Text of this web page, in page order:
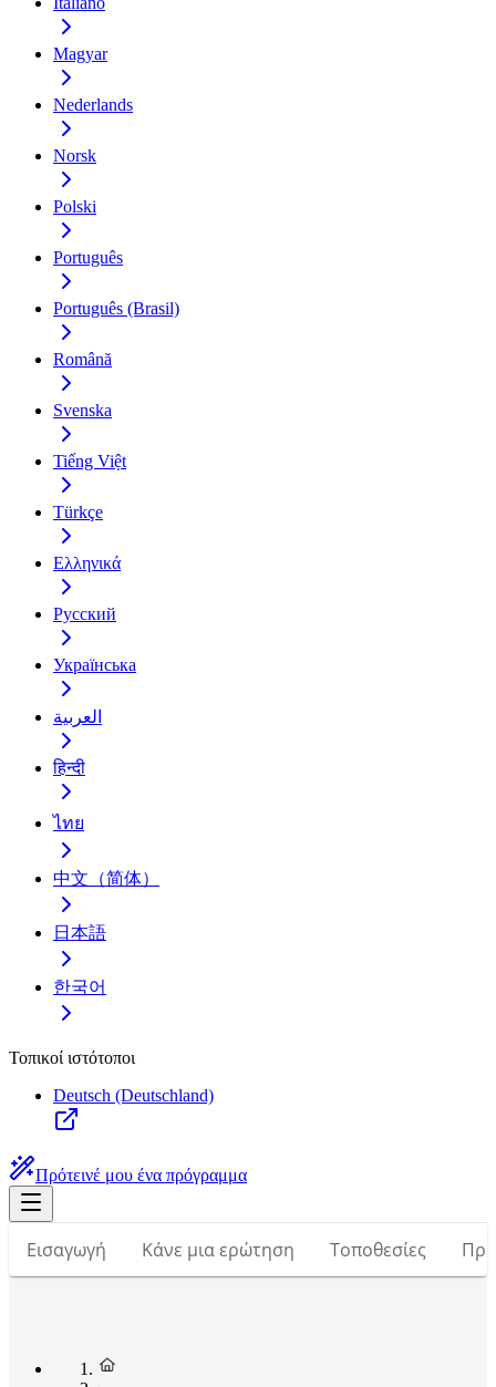
Magyar
Nederlands
Norsk
Polski
Português
Português (Brasil)
Română
Svenska
Tiếng Việt
Türkçe
Ελληνικά
Русский
Українська
العربية
हिन्दी
ไทย
中文（简体）
日本語
한국어
Τοπικοί ιστότοποι
Deutsch (Deutschland)
Πρότεινέ μου ένα πρόγραμμα
Εισαγωγή Κάνε μια ερώτηση Τοποθεσίες